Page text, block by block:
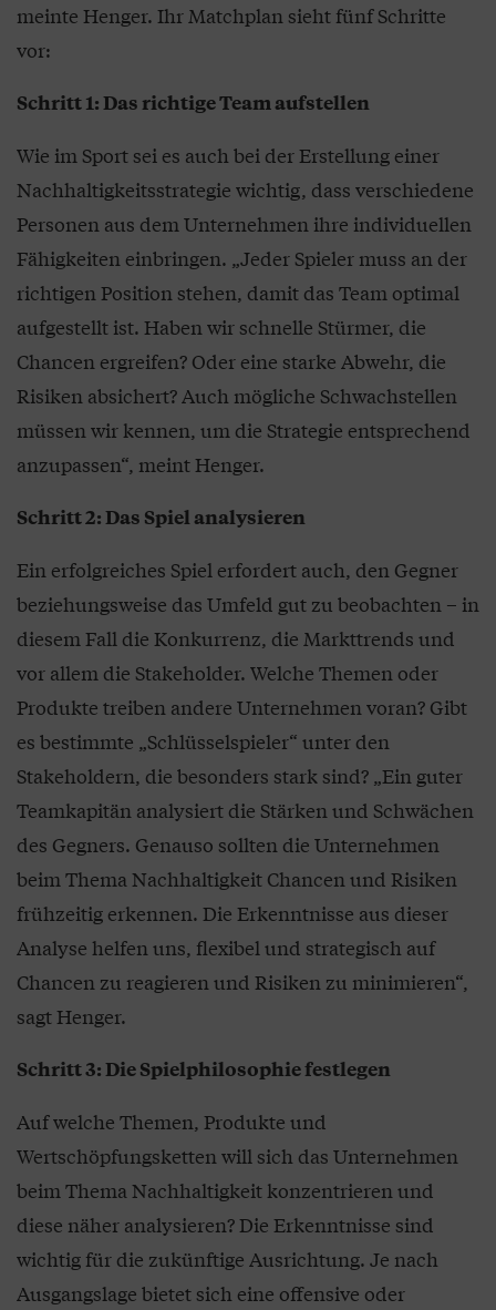
meinte Henger. Ihr Matchplan sieht fünf Schritte
vor:
Schritt 1: Das richtige Team aufstellen
Wie im Sport sei es auch bei der Erstellung einer
Nachhaltigkeitsstrategie wichtig, dass verschiedene
Personen aus dem Unternehmen ihre individuellen
Fähigkeiten einbringen. „Jeder Spieler muss an der
richtigen Position stehen, damit das Team optimal
aufgestellt ist. Haben wir schnelle Stürmer, die
Chancen ergreifen? Oder eine starke Abwehr, die
Risiken absichert? Auch mögliche Schwachstellen
müssen wir kennen, um die Strategie entsprechend
anzupassen“, meint Henger.
Schritt 2: Das Spiel analysieren
Ein erfolgreiches Spiel erfordert auch, den Gegner
beziehungsweise das Umfeld gut zu beobachten – in
diesem Fall die Konkurrenz, die Markttrends und
vor allem die Stakeholder. Welche Themen oder
Produkte treiben andere Unternehmen voran? Gibt
es bestimmte „Schlüsselspieler“ unter den
Stakeholdern, die besonders stark sind? „Ein guter
Teamkapitän analysiert die Stärken und Schwächen
des Gegners. Genauso sollten die Unternehmen
beim Thema Nachhaltigkeit Chancen und Risiken
frühzeitig erkennen. Die Erkenntnisse aus dieser
Analyse helfen uns, flexibel und strategisch auf
Chancen zu reagieren und Risiken zu minimieren“,
sagt Henger.
Schritt 3: Die Spielphilosophie festlegen
Auf welche Themen, Produkte und
Wertschöpfungsketten will sich das Unternehmen
beim Thema Nachhaltigkeit konzentrieren und
diese näher analysieren? Die Erkenntnisse sind
wichtig für die zukünftige Ausrichtung. Je nach
Ausgangslage bietet sich eine offensive oder